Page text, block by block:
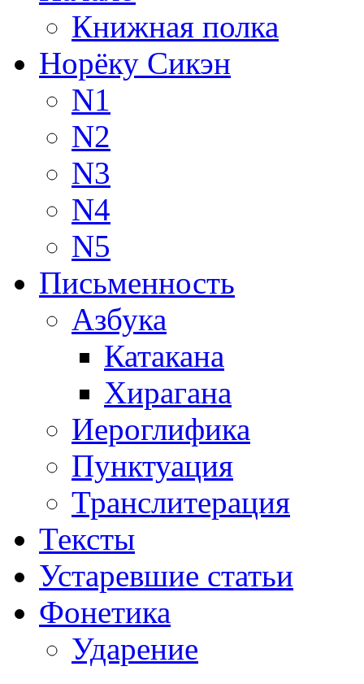
Книжная полка
Норёку Сикэн
N1
N2
N3
N4
N5
Письменность
Азбука
Катакана
Хирагана
Иероглифика
Пунктуация
Транслитерация
Тексты
Устаревшие статьи
Фонетика
Ударение